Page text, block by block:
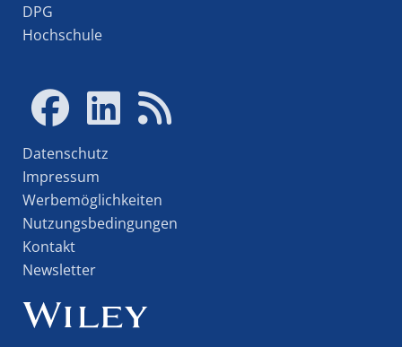
DPG
Hochschule
Datenschutz
Impressum
Werbemöglichkeiten
Nutzungsbedingungen
Kontakt
Newsletter